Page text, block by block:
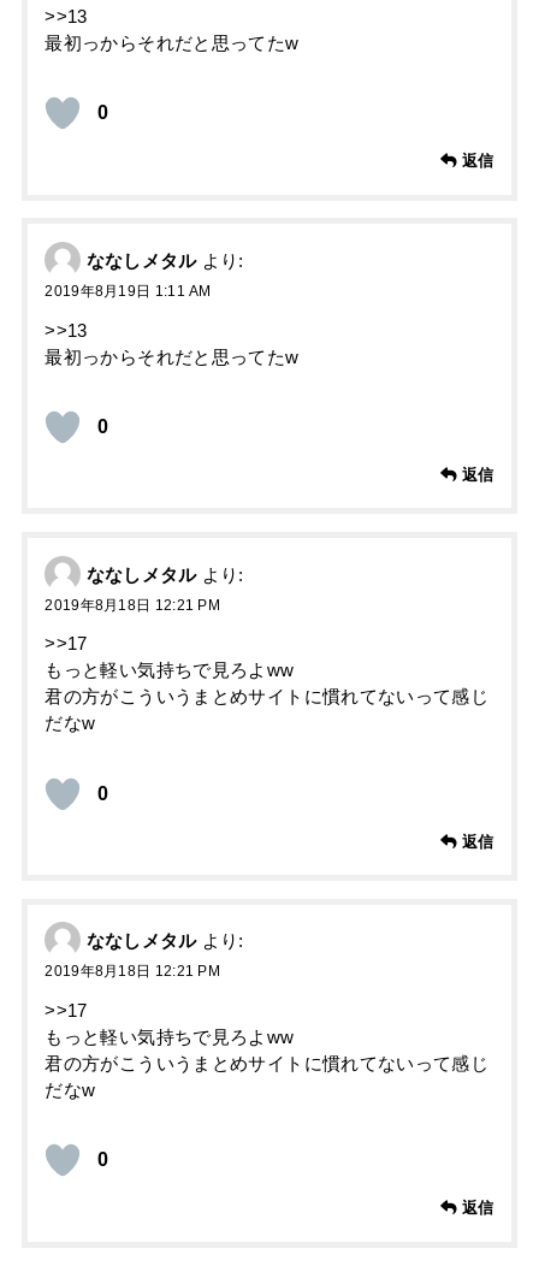
>>13
最初っからそれだと思ってたw
0
返信
ななしメタル より:
2019年8月19日 1:11 AM
>>13
最初っからそれだと思ってたw
0
返信
ななしメタル より:
2019年8月18日 12:21 PM
>>17
もっと軽い気持ちで見ろよww
君の方がこういうまとめサイトに慣れてないって感じ
だなw
0
返信
ななしメタル より:
2019年8月18日 12:21 PM
>>17
もっと軽い気持ちで見ろよww
君の方がこういうまとめサイトに慣れてないって感じ
だなw
0
返信